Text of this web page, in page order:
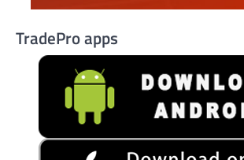
TradePro apps